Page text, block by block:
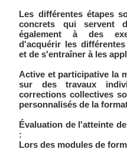
Les différentes étapes
concrets qui servent
également à des
d'acquérir les
et de s'entraîner à les
Active et participative la
sur des travaux
corrections collectives
personnalisés de la
Évaluation de l'atteinte
:
Lors des modules de